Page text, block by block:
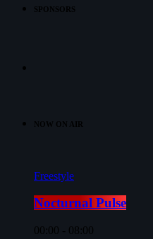
SPONSORS
NOW ON AIR
Freestyle
Nocturnal Pulse
00:00 - 08:00